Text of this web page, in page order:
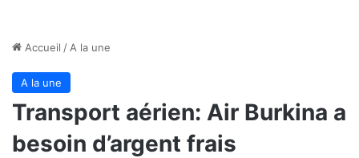
Accueil / A la une
A la une
Transport aérien: Air Burkina a
besoin d’argent frais